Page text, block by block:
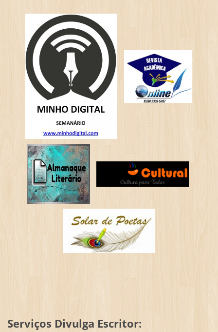
Serviços Divulga Escritor: